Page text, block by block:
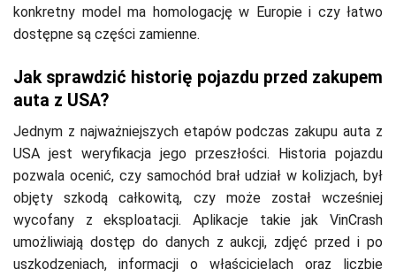
konkretny model ma homologację w Europie i czy łatwo
dostępne są części zamienne.
Jak sprawdzić historię pojazdu przed zakupem
auta z USA?
Jednym z najważniejszych etapów podczas zakupu auta z
USA jest weryfikacja jego przeszłości. Historia pojazdu
pozwala ocenić, czy samochód brał udział w kolizjach, był
objęty szkodą całkowitą, czy może został wcześniej
wycofany z eksploatacji. Aplikacje takie jak VinCrash
umożliwiają dostęp do danych z aukcji, zdjęć przed i po
uszkodzeniach, informacji o właścicielach oraz liczbie